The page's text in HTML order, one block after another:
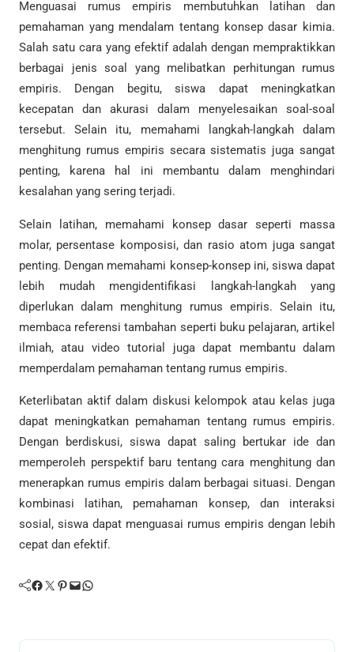
Menguasai rumus empiris membutuhkan latihan dan
pemahaman yang mendalam tentang konsep dasar kimia.
Salah satu cara yang efektif adalah dengan mempraktikkan
berbagai jenis soal yang melibatkan perhitungan rumus
empiris. Dengan begitu, siswa dapat meningkatkan
kecepatan dan akurasi dalam menyelesaikan soal-soal
tersebut. Selain itu, memahami langkah-langkah dalam
menghitung rumus empiris secara sistematis juga sangat
penting, karena hal ini membantu dalam menghindari
kesalahan yang sering terjadi.
Selain latihan, memahami konsep dasar seperti massa
molar, persentase komposisi, dan rasio atom juga sangat
penting. Dengan memahami konsep-konsep ini, siswa dapat
lebih mudah mengidentifikasi langkah-langkah yang
diperlukan dalam menghitung rumus empiris. Selain itu,
membaca referensi tambahan seperti buku pelajaran, artikel
ilmiah, atau video tutorial juga dapat membantu dalam
memperdalam pemahaman tentang rumus empiris.
Keterlibatan aktif dalam diskusi kelompok atau kelas juga
dapat meningkatkan pemahaman tentang rumus empiris.
Dengan berdiskusi, siswa dapat saling bertukar ide dan
memperoleh perspektif baru tentang cara menghitung dan
menerapkan rumus empiris dalam berbagai situasi. Dengan
kombinasi latihan, pemahaman konsep, dan interaksi
sosial, siswa dapat menguasai rumus empiris dengan lebih
cepat dan efektif.
Facebook Twitter Pinterest Mail WhatsApp